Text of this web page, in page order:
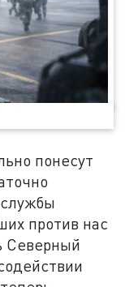
понесут
против нас
Северный